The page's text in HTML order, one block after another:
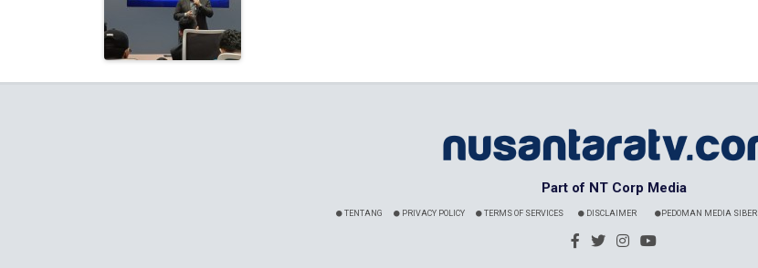
Part of NT Corp Media
TENTANG PRIVACY POLICY TERMS OF SERVICES DISCLAIMER PEDOMAN MEDIA SIBER